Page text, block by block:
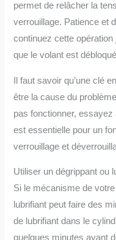
permet de relâcher la
verrouillage. Patience et
continuez cette opération
que le volant est
Il faut savoir qu’une clé
être la cause du
pas fonctionner,
est essentielle pour un
verrouillage et
Utiliser un dégrippant ou
Si le mécanisme de
lubrifiant peut faire des
de lubrifiant dans le
quelques minutes avant